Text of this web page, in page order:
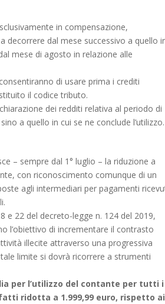
in compensazione,
decorrere dal mese successivo a quello
mese di agosto in relazione alle
di usare prima i crediti
il codice tributo.
dei redditi relativa al periodo di
a quello in cui se ne conclude l’utilizzo.
– sempre dal 1° luglio – la riduzione a
con riconoscimento comunque di un
agli intermediari per pagamenti
e 22 del decreto-legge n. 124 del 2019,
l’obiettivo di incrementare il contrasto
illecite attraverso una progressiva
limite si dovrà ricorrere a strumenti
per l’utilizzo del contante per tutti i
ridotta a 1.999,99 euro, rispetto ai